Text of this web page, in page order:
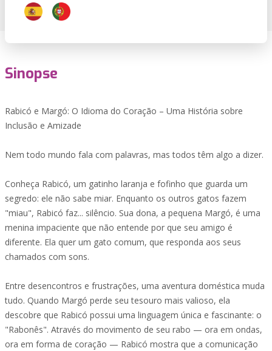
Sinopse
Rabicó e Margó: O Idioma do Coração – Uma História sobre
Inclusão e Amizade
Nem todo mundo fala com palavras, mas todos têm algo a dizer.
Conheça Rabicó, um gatinho laranja e fofinho que guarda um
segredo: ele não sabe miar. Enquanto os outros gatos fazem
"miau", Rabicó faz... silêncio. Sua dona, a pequena Margó, é uma
menina impaciente que não entende por que seu amigo é
diferente. Ela quer um gato comum, que responda aos seus
chamados com sons.
Entre desencontros e frustrações, uma aventura doméstica muda
tudo. Quando Margó perde seu tesouro mais valioso, ela
descobre que Rabicó possui uma linguagem única e fascinante: o
"Rabonês". Através do movimento de seu rabo — ora em ondas,
ora em forma de coração — Rabicó mostra que a comunicação